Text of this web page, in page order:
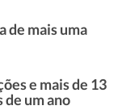
de mais uma
e mais de 13
de um ano